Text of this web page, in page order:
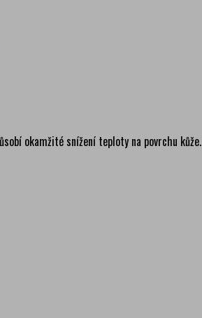
okamžité snížení teploty na povrchu kůže.